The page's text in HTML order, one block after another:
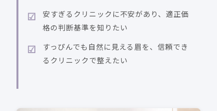
安すぎるクリニックに不安があり、適正価
格の判断基準を知りたい
すっぴんでも自然に見える眉を、信頼でき
るクリニックで整えたい